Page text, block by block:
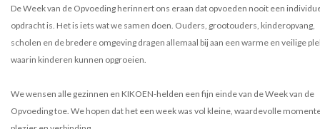
De Week van de Opvoeding herinnert ons eraan dat opvoeden nooit een
opdracht is. Het is iets wat we samen doen. Ouders, grootouders, kinderopvang,
scholen en de bredere omgeving dragen allemaal bij aan een warme en veilige
waarin kinderen kunnen opgroeien.
We wensen alle gezinnen en KIKOEN-helden een fijn einde van de Week van de
Opvoeding toe. We hopen dat het een week was vol kleine, waardevolle